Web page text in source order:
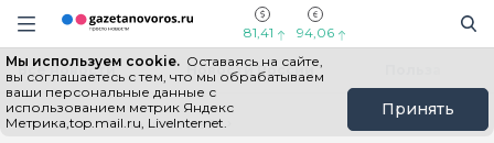
Информационный портал "ГазетаНоворос.ру"
Навигация сайта
81,41 94,06
Мы используем cookie. Оставаясь на сайте,
вы соглашаетесь с тем, что мы обрабатываем
ваши персональные данные с
использованием метрик Яндекс
Метрика,top.mail.ru, LiveInternet.
Принять
Все новости Новости России
Главная
Лента новостей